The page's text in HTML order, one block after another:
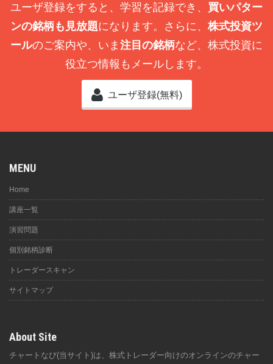
ユーザ登録をすると、学習を記録でき、 買いパター
ンの銘柄も見放題になります。さらに、 株式投資ツ
ールのご案内や、いま 注目の銘柄など、株式投資に
役立つ情報もメールします。
ユーザ登録(無料)
MENU
Home
講座一覧
演習問題
個別銘柄診断
トレーダースキャン
サイトマップ
About Site
チャートなび(当サイト)は、株式トレーダー向けのオンラインのチャー